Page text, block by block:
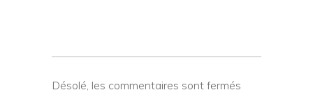
Désolé, les commentaires sont fermés